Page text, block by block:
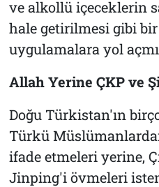
ve alkollü içeceklerin
hale getirilmesi gibi
uygulamalara yol
Allah Yerine ÇKP ve
Doğu Türkistan'ın
Türkü
ifade etmeleri yerine,
Jinping'i övmeleri